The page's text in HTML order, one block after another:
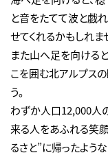
と音をたてて波と戯
せてくれるかもしれま
また山へ足を向ける
こを囲む北アルプス
う。
わずか人口12,000人
来る人をあふれる笑
るさと”に帰ったよう